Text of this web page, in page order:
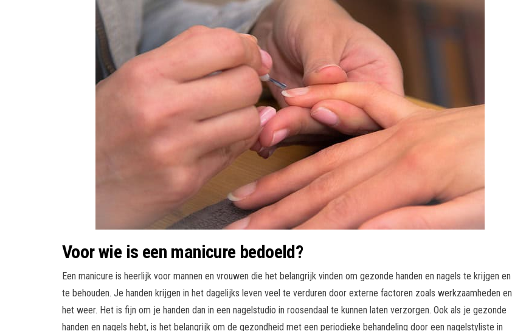
Voor wie is een manicure bedoeld?
Een manicure is heerlijk voor mannen en vrouwen die het belangrijk vinden om gezonde handen en nagels te krijgen en
te behouden. Je handen krijgen in het dagelijks leven veel te verduren door externe factoren zoals werkzaamheden en
het weer. Het is fijn om je handen dan in een nagelstudio in roosendaal te kunnen laten verzorgen. Ook als je gezonde
handen en nagels hebt, is het belangrijk om de gezondheid met een periodieke behandeling door een nagelstyliste in